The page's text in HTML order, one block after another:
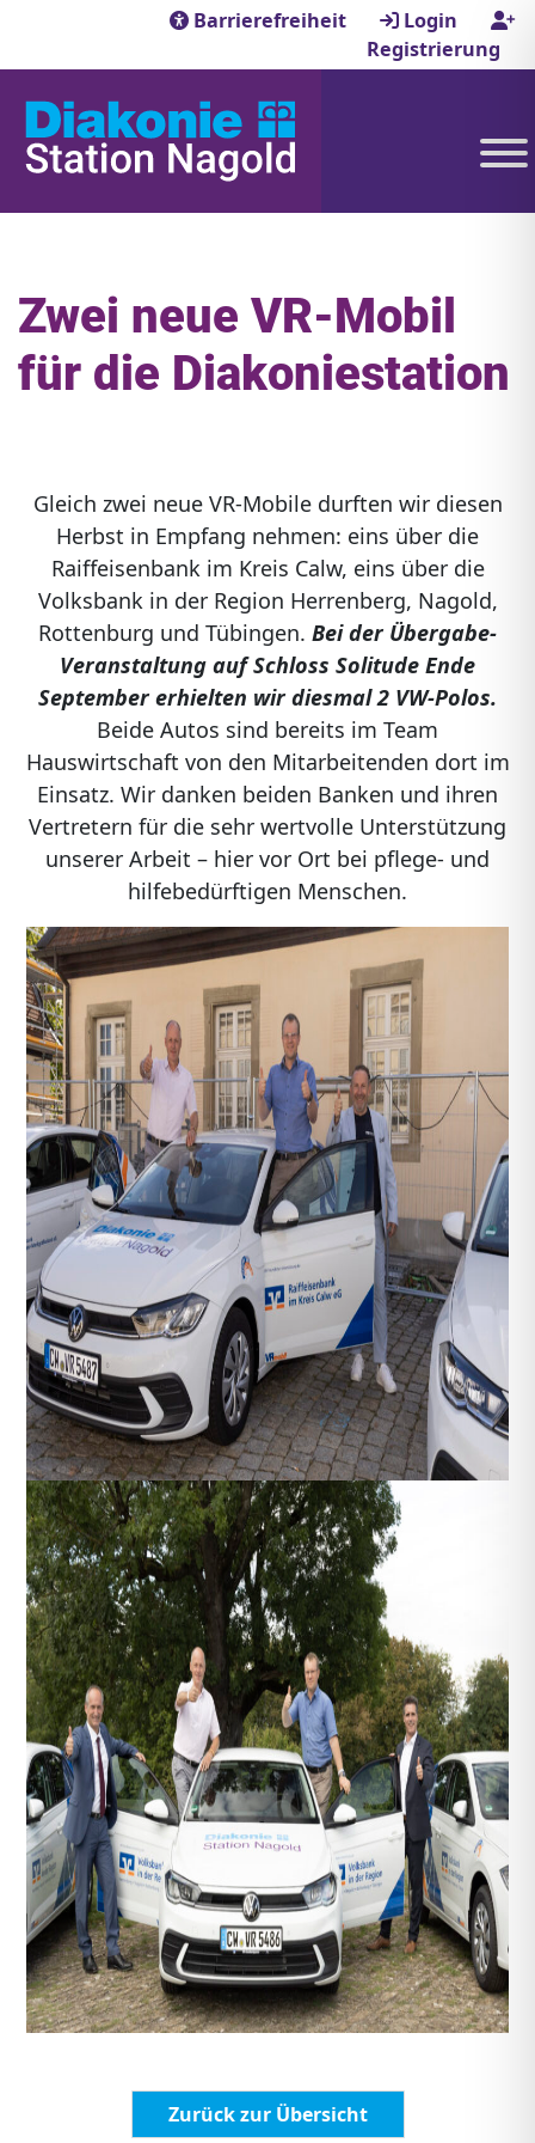
Barrierefreiheit
Login
Registrierung
Zwei neue VR-Mobil
für die Diakoniestation
Gleich zwei neue VR-Mobile durften wir diesen
Herbst in Empfang nehmen: eins über die
Raiffeisenbank im Kreis Calw, eins über die
Volksbank in der Region Herrenberg, Nagold,
Rottenburg und Tübingen. Bei der Übergabe-
Veranstaltung auf Schloss Solitude Ende
September erhielten wir diesmal 2 VW-Polos.
Beide Autos sind bereits im Team
Hauswirtschaft von den Mitarbeitenden dort im
Einsatz. Wir danken beiden Banken und ihren
Vertretern für die sehr wertvolle Unterstützung
unserer Arbeit – hier vor Ort bei pflege- und
hilfebedürftigen Menschen.
Zurück zur Übersicht